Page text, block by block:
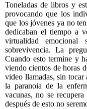
Toneladas de libros y
provocando que los
que los jóvenes ya no
dedicaban el tiempo a
virtualidad
sobrevivencia. La
Cuando esto termine y
viendo cientos de horas
video llamadas, sin
la paranoia de la
vacunas, no se
después de esto no